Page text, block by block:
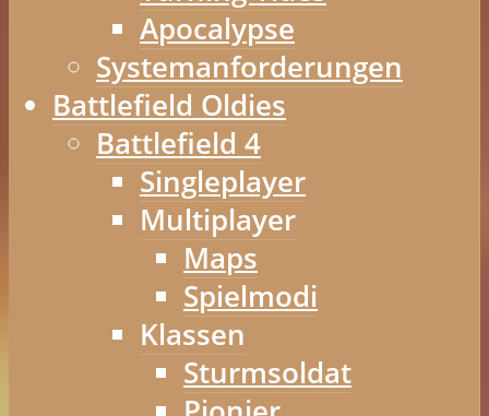
Apocalypse
Systemanforderungen
Battlefield Oldies
Battlefield 4
Singleplayer
Multiplayer
Maps
Spielmodi
Klassen
Sturmsoldat